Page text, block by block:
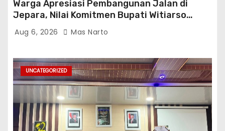
Warga Apresiasi Pembangunan Jalan di
Jepara, Nilai Komitmen Bupati Witiarso
Tingkatkan Infrastruktur dan Perekonomian
Aug 6, 2026 Mas Narto
UNCATEGORIZED